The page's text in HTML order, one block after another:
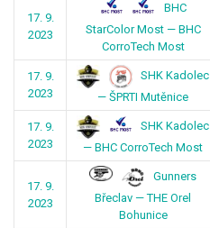
17. 9.
2023
BHC
StarColor Most — BHC
CorroTech Most
17. 9.
2023
SHK Kadolec
— ŠPRTI Mutěnice
17. 9.
2023
SHK Kadolec
— BHC CorroTech Most
17. 9.
2023
Gunners
Břeclav — THE Orel
Bohunice